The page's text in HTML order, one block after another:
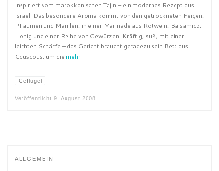
Inspiriert vom marokkanischen Tajin – ein modernes Rezept aus
Israel. Das besondere Aroma kommt von den getrockneten Feigen,
Pflaumen und Marillen, in einer Marinade aus Rotwein, Balsamico,
Honig und einer Reihe von Gewürzen! Kräftig, süß, mit einer
leichten Schärfe – das Gericht braucht geradezu sein Bett aus
Couscous, um die mehr
Geflügel
Veröffentlicht 9. August 2008
ALLGEMEIN